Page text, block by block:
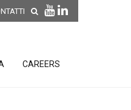
CAREERS